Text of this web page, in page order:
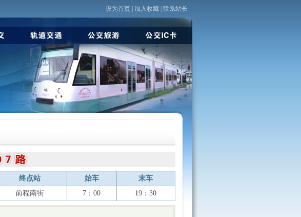
设为首页| 加入收藏| 联系站长
终点站 始车
末车
前程南街 7：00 19：30